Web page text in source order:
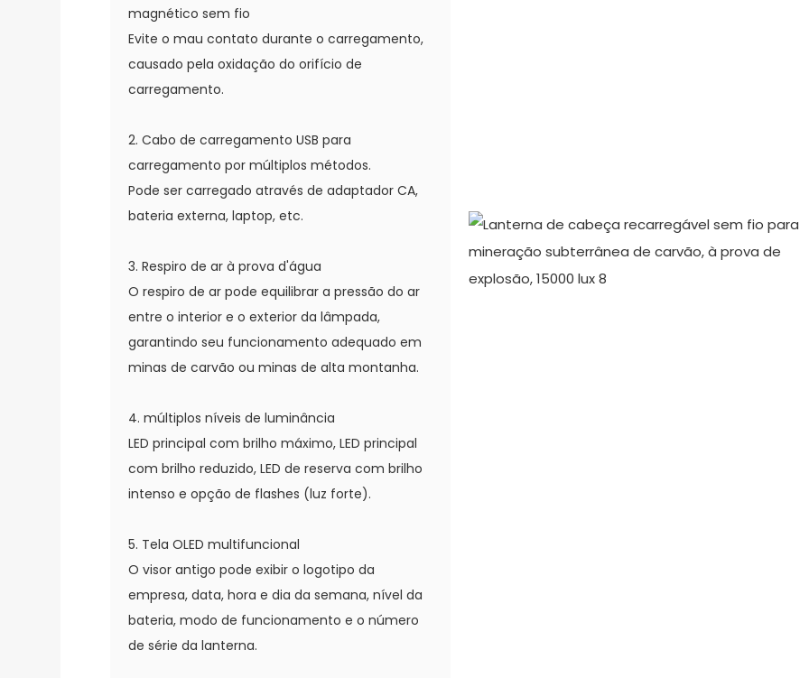
magnético sem fio
Evite o mau contato durante o carregamento,
causado pela oxidação do orifício de
carregamento.
2. Cabo de carregamento USB para
carregamento por múltiplos métodos.
Pode ser carregado através de adaptador CA,
bateria externa, laptop, etc.
3. Respiro de ar à prova d'água
O respiro de ar pode equilibrar a pressão do ar
entre o interior e o exterior da lâmpada,
garantindo seu funcionamento adequado em
minas de carvão ou minas de alta montanha.
4. múltiplos níveis de luminância
LED principal com brilho máximo, LED principal
com brilho reduzido, LED de reserva com brilho
intenso e opção de flashes (luz forte).
5. Tela OLED multifuncional
O visor antigo pode exibir o logotipo da
empresa, data, hora e dia da semana, nível da
bateria, modo de funcionamento e o número
de série da lanterna.